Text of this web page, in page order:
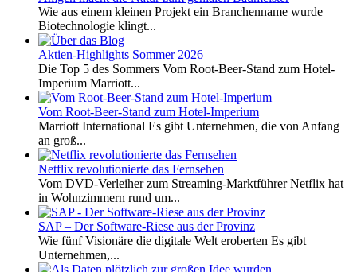
Wie aus einem kleinen Projekt ein Branchenname wurde
Biotechnologie klingt...
Aktien-Highlights Sommer 2026
Die Top 5 des Sommers Vom Root-Beer-Stand zum Hotel-
Imperium Marriott...
Vom Root-Beer-Stand zum Hotel-Imperium
Marriott International Es gibt Unternehmen, die von Anfang
an groß...
Netflix revolutionierte das Fernsehen
Vom DVD-Verleiher zum Streaming-Marktführer Netflix hat
in Wohnzimmern rund um...
SAP – Der Software-Riese aus der Provinz
Wie fünf Visionäre die digitale Welt eroberten Es gibt
Unternehmen,...